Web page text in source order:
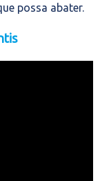
possa abater.